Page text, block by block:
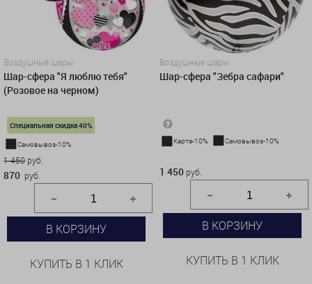
Воздушные шары
Шар-сфера "Я люблю тебя"
(Розовое на черном)
Специальная скидка 40%
Самовывоз-10%
1 450 руб.
870 руб.
В КОРЗИНУ
КУПИТЬ В 1 КЛИК
Воздушные шары
Шар-сфера "Зебра сафари"
Карта-10% Самовывоз-10%
1 450 руб.
В КОРЗИНУ
КУПИТЬ В 1 КЛИК